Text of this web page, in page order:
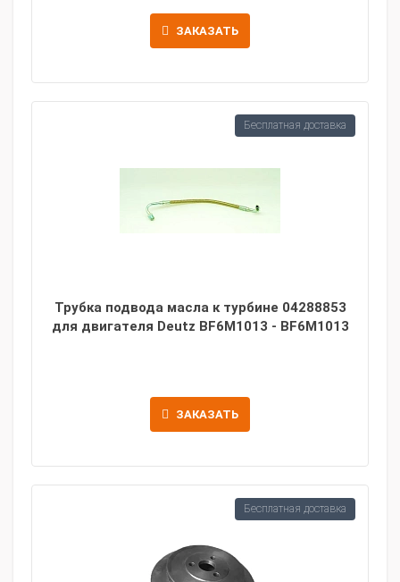
ЗАКАЗАТЬ
Трубка подвода масла к турбине 04288853
для двигателя Deutz BF6M1013 - BF6M1013
ЗАКАЗАТЬ
Бесплатная доставка
Бесплатная доставка